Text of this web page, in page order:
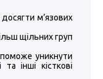
м’язових
щільних груп
уникнути
інші кісткові